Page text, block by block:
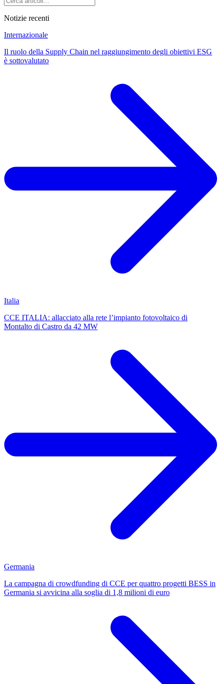
Notizie recenti
Internazionale
Il ruolo della Supply Chain nel raggiungimento degli obiettivi ESG
è sottovalutato
Italia
CCE ITALIA: allacciato alla rete l’impianto fotovoltaico di
Montalto di Castro da 42 MW
Germania
La campagna di crowdfunding di CCE per quattro progetti BESS in
Germania si avvicina alla soglia di 1,8 milioni di euro